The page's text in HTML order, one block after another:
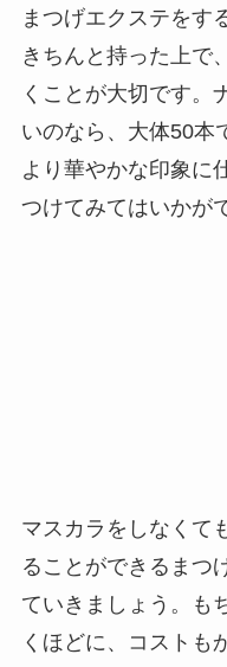
まつげエクステをす
きちんと持った上で
くことが大切です。
いのなら、大体50本
より華やかな印象に
つけてみてはいかが
マスカラをしなくて
ることができるまつ
ていきましょう。も
くほどに、コストも